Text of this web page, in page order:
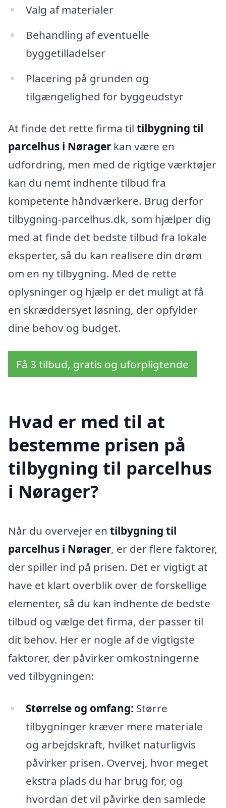
Valg af materialer
Behandling af eventuelle
byggetilladelser
Placering på grunden og
tilgængelighed for byggeudstyr
At finde det rette firma til tilbygning til
parcelhus i Nørager kan være en
udfordring, men med de rigtige værktøjer
kan du nemt indhente tilbud fra
kompetente håndværkere. Brug derfor
tilbygning-parcelhus.dk, som hjælper dig
med at finde det bedste tilbud fra lokale
eksperter, så du kan realisere din drøm
om en ny tilbygning. Med de rette
oplysninger og hjælp er det muligt at få
en skræddersyet løsning, der opfylder
dine behov og budget.
Få 3 tilbud, gratis og uforpligtende
Hvad er med til at
bestemme prisen på
tilbygning til parcelhus
i Nørager?
Når du overvejer en tilbygning til
parcelhus i Nørager, er der flere faktorer,
der spiller ind på prisen. Det er vigtigt at
have et klart overblik over de forskellige
elementer, så du kan indhente de bedste
tilbud og vælge det firma, der passer til
dit behov. Her er nogle af de vigtigste
faktorer, der påvirker omkostningerne
ved tilbygningen:
Størrelse og omfang: Større
tilbygninger kræver mere materiale
og arbejdskraft, hvilket naturligvis
påvirker prisen. Overvej, hvor meget
ekstra plads du har brug for, og
hvordan det vil påvirke den samlede